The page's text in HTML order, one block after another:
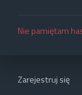
Nie pamiętam
Zarejestruj się